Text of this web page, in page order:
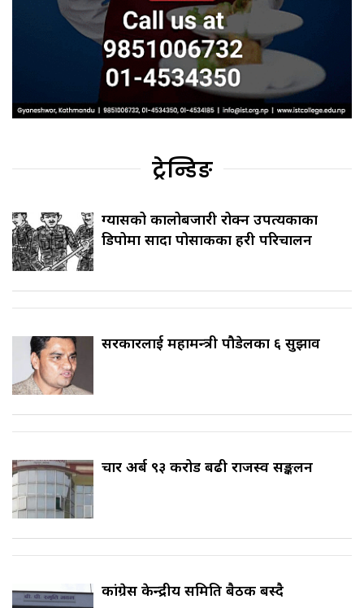
ट्रेन्डिङ
ग्यासको कालोबजारी रोक्न उपत्यकाका
डिपोमा सादा पोसाकका प्रहरी परिचालन
सरकारलाई महामन्त्री पौडेलका ६ सुझाव
चार अर्ब ९३ करोड बढी राजस्व सङ्कलन
कांग्रेस केन्द्रीय समिति बैठक बस्दै